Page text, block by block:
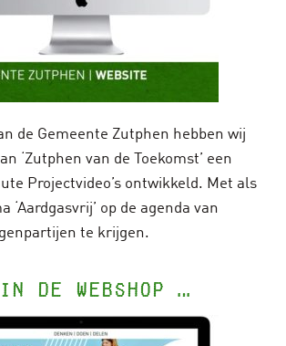
de Gemeente Zutphen hebben wij
‘Zutphen van de Toekomst’ een
Projectvideo’s ontwikkeld. Met als
‘Aardgasvrij’ op de agenda van
te krijgen.
de webshop …